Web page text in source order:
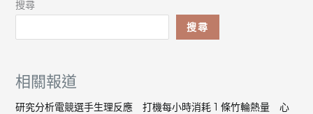
搜尋
搜尋
相關報道
研究分析電競選手生理反應 打機每小時消耗 1 條竹輪熱量 心